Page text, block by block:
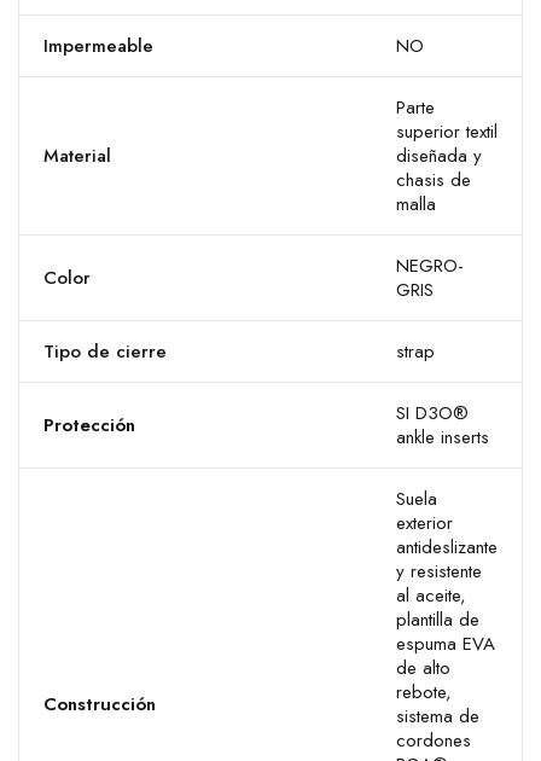
Impermeable NO
Material
Parte
superior textil
diseñada y
chasis de
malla
Color
NEGRO-
GRIS
Tipo de cierre strap
Protección
SI D3O®
ankle inserts
Construcción
Suela
exterior
antideslizante
y resistente
al aceite,
plantilla de
espuma EVA
de alto
rebote,
sistema de
cordones